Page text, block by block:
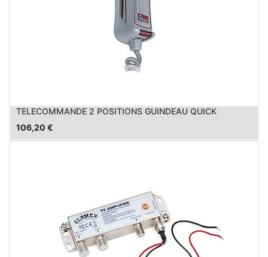
TELECOMMANDE 2 POSITIONS GUINDEAU QUICK
106,20 €